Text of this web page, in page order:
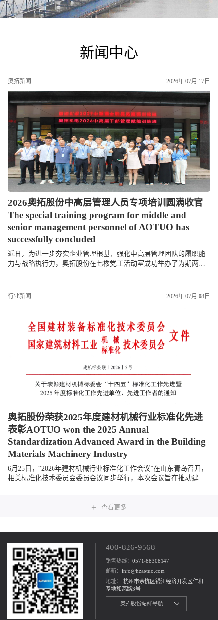
新闻中心
奥拓新闻 2026年 07月 17日
2026奥拓股份中高层管理人员专项培训圆满收官
The special training program for middle and
senior management personnel of AOTUO has
successfully concluded
近日，为进一步夯实企业管理根基，强化中高层管理团队的履职能
力与战略执行力，奥拓股份在七楼党工活动室成功举办了为期两天
行业新闻 2026年 07月 08日
奥拓股份荣获2025年度建材机械行业标准化先进
表彰AOTUO won the 2025 Annual
Standardization Advanced Award in the Building
Materials Machinery Industry
6月25日，“2026年建材机械行业标准化工作会议”在山东青岛召开，
相关标准化技术委员会委员会议同步举行，本次会议旨在推动建材
+ 查看更多
400-826-9568
销售热线：0571-88308147
邮箱：info@hzaotuo.com
地址：
杭州市余杭区钱江经济开发区仁和
基地和燕路3号
奥拓股份站群导航